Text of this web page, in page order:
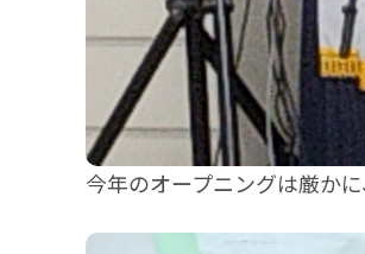
今年のオープニングは厳か